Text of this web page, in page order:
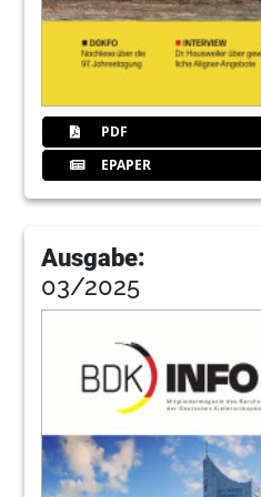
GBO-Zertifizierung im
Kolloquium
Solventum Germany
European Federation
Prof. Dr. Bart Vande
Lorraine, Nancy
erhalten –
kann die
erwachsenen
56Neujahrsempfang des
PDF
EPAPER
Ausgabe:
03/2025